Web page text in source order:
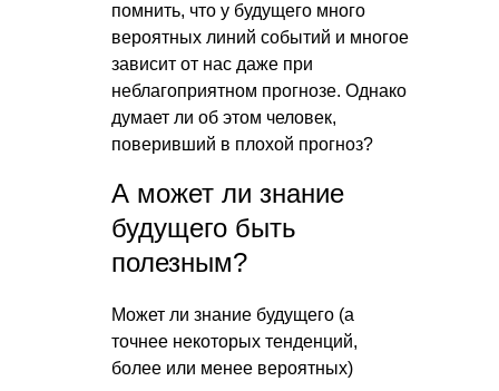
помнить, что у будущего много
вероятных линий событий и многое
зависит от нас даже при
неблагоприятном прогнозе. Однако
думает ли об этом человек,
поверивший в плохой прогноз?
А может ли знание
будущего быть
полезным?
Может ли знание будущего (а
точнее некоторых тенденций,
более или менее вероятных)